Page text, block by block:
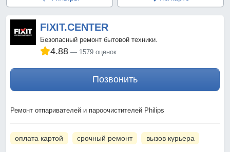
FIXIT.CENTER
Безопасный ремонт бытовой техники.
4.88 1579 оценок
Позвонить
Ремонт отпаривателей и пароочистителей Philips
оплата картой срочный ремонт вызов курьера